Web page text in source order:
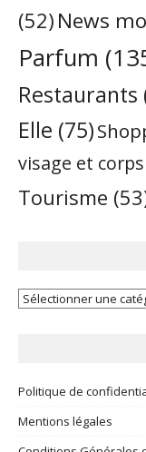
(52) News
Parfum
Restaurants
Elle (75)
visage et corps
Tourisme
Vos
Politique de
Mentions légales